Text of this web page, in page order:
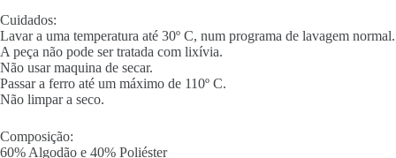
Cuidados:
Lavar a uma temperatura até 30º C, num programa de lavagem normal.
A peça não pode ser tratada com lixívia.
Não usar maquina de secar.
Passar a ferro até um máximo de 110º C.
Não limpar a seco.
Composição:
60% Algodão e 40% Poliéster